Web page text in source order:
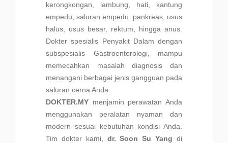
kerongkongan, lambung, hati, kantung
empedu, saluran empedu, pankreas, usus
halus, usus besar, rektum, hingga anus.
Dokter spesialis Penyakit Dalam dengan
subspesialis Gastroenterologi, mampu
memecahkan masalah diagnosis dan
menangani berbagai jenis gangguan pada
saluran cerna Anda.
DOKTER.MY menjamin perawatan Anda
menggunakan peralatan nyaman dan
modern sesuai kebutuhan kondisi Anda.
Tim dokter kami, dr. Soon Su Yang di